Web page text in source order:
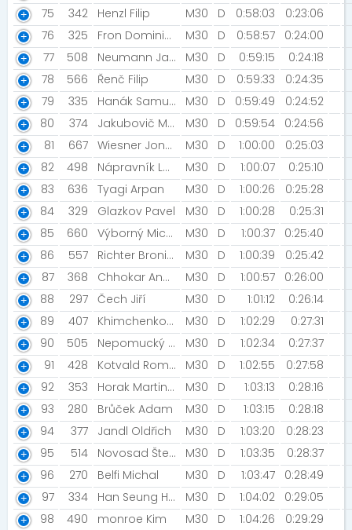
75
342 Henzl Filip M30 D 0:58:03
0:23:06
76
325 Fron Dominik [DEUS] M30 D 0:58:57
0:24:00
77
508 Neumann Janek M30 D 0:59:15
0:24:18
78
566 Řenč Filip M30 D 0:59:33
0:24:35
79
335 Hanák Samuel [NN2022] M30 D 0:59:49
0:24:52
80
374 Jakubovič Marek [Prostě běž!] M30 D 0:59:54
0:24:56
81
667 Wiesner Jonáš [PROSTĚ BĚŽ!] M30 D 1:00:00
0:25:03
82
498 Nápravník Lukáš M30 D 1:00:07
0:25:10
83
636 Tyagi Arpan M30 D 1:00:26
0:25:28
84
329 Glazkov Pavel M30 D 1:00:28
0:25:31
85
660 Výborný Michal [GP Kolín] M30 D 1:00:37
0:25:40
86
557 Richter Bronislav [Šneci v běhu] M30 D 1:00:39
0:25:42
87
368 Chhokar Anup [DEUS] M30 D 1:00:57
0:26:00
88
297 Čech Jiří M30 D 1:01:12
0:26:14
89
407 Khimchenko Dmytro [NN2022] M30 D 1:02:29
0:27:31
90
505 Nepomucký Josef M30 D 1:02:34
0:27:37
91
428 Kotvald Roman M30 D 1:02:55
0:27:58
92
353 Horak Martin [Restaurant na konci galaxie z.s.] M30 D 1:03:13
0:28:16
93
280 Brůček Adam M30 D 1:03:15
0:28:18
94
377 Jandl Oldřich M30 D 1:03:20
0:28:23
95
514 Novosad Štefan [ForeverAlone] M30 D 1:03:35
0:28:37
96
270 Belfi Michal M30 D 1:03:47
0:28:49
97
334 Han Seung Hwan M30 D 1:04:02
0:29:05
98
490 monroe Kim M30 D 1:04:26 0:29:29